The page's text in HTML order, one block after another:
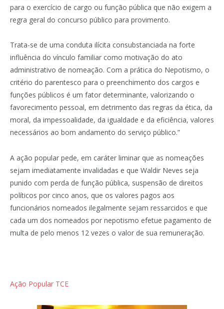
para o exercício de cargo ou função pública que não exigem a
regra geral do concurso público para provimento.
Trata-se de uma conduta ilícita consubstanciada na forte
influência do vínculo familiar como motivação do ato
administrativo de nomeação. Com a prática do Nepotismo, o
critério do parentesco para o preenchimento dos cargos e
funções públicos é um fator determinante, valorizando o
favorecimento pessoal, em detrimento das regras da ética, da
moral, da impessoalidade, da igualdade e da eficiência, valores
necessários ao bom andamento do serviço público.”
A ação popular pede, em caráter liminar que as nomeações
sejam imediatamente invalidadas e que Waldir Neves seja
punido com perda de função pública, suspensão de direitos
políticos por cinco anos, que os valores pagos aos
funcionários nomeados ilegalmente sejam ressarcidos e que
cada um dos nomeados por nepotismo efetue pagamento de
multa de pelo menos 12 vezes o valor de sua remuneração.
Ação Popular TCE